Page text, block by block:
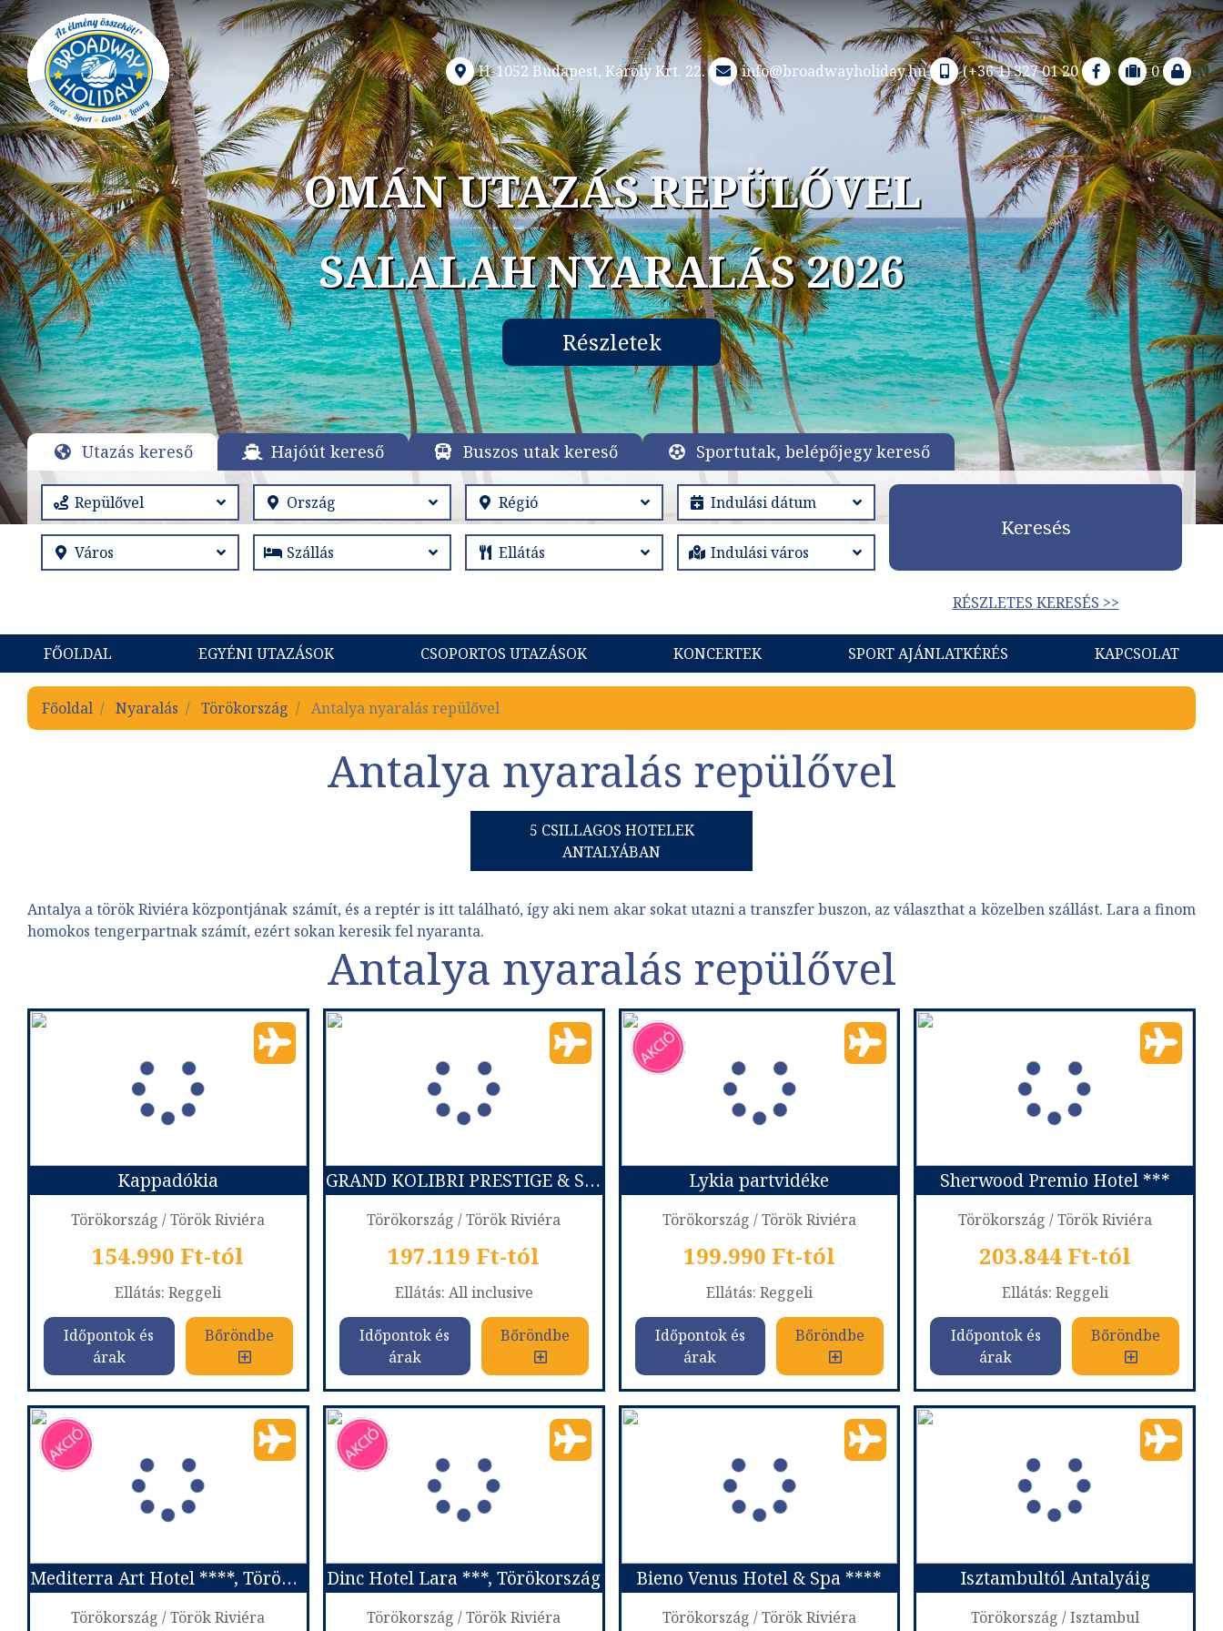
H-1052 Budapest, Károly Krt. 22. info@broadwayholiday.hu (+36 1) 327 01 20 0
Utazás kereső Hajóút kereső Buszos utak kereső Sportutak, belépőjegy kereső
Keresés
RÉSZLETES KERESÉS >>
FŐOLDAL EGYÉNI UTAZÁSOK CSOPORTOS UTAZÁSOK KONCERTEK SPORT AJÁNLATKÉRÉS KAPCSOLAT
Főoldal Nyaralás Törökország Antalya nyaralás repülővel
Antalya nyaralás repülővel
5 CSILLAGOS HOTELEK
ANTALYÁBAN
Antalya a török Riviéra központjának számít, és a reptér is itt található, így aki nem akar sokat utazni a transzfer buszon, az választhat a közelben szállást. Lara a finom
homokos tengerpartnak számít, ezért sokan keresik fel nyaranta.
Antalya nyaralás repülővel
Kappadókia
Törökország / Török Riviéra
154.990 Ft-tól
Ellátás: Reggeli
Időpontok és
árak
Bőröndbe
Kappadókia
Ország:Törökország
Város: Antalya
Utazás módja: Repülővel
Ellátás: Reggeli
Szálláskategória:Program szerint
GRAND KOLIBRI PRESTIGE & SPA *****
Törökország / Török Riviéra
197.119 Ft-tól
Ellátás: All inclusive
Időpontok és
árak
Bőröndbe
GRAND KOLIBRI PRESTIGE & SPA *****
Ország:Törökország
Város: Antalya
Utazás módja: Repülővel
Ellátás:All inclusive
Szálláskategória:Hotel *****
Lykia partvidéke
Törökország / Török Riviéra
199.990 Ft-tól
Ellátás: Reggeli
Időpontok és
árak
Bőröndbe
Lykia partvidéke
Ország:Törökország
Város: Antalya
Utazás módja: Repülővel
Ellátás: Reggeli
Szálláskategória:Program szerint
Sherwood Premio Hotel ***
Törökország / Török Riviéra
203.844 Ft-tól
Ellátás: Reggeli
Időpontok és
árak
Bőröndbe
Sherwood Premio Hotel ***
Ország:Törökország
Város: Antalya
Utazás módja: Repülővel
Ellátás: Reggeli
Szálláskategória:
Mediterra Art Hotel ****, Törökország
Törökország / Török Riviéra
Dinc Hotel Lara ***, Törökország
Törökország / Török Riviéra
Bieno Venus Hotel & Spa ****
Törökország / Török Riviéra
Isztambultól Antalyáig
Törökország / Isztambul